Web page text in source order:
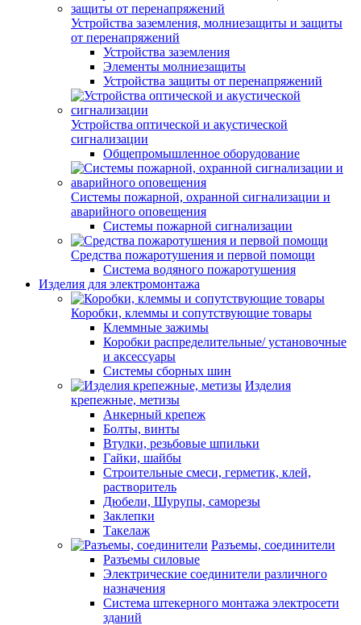
Устройства заземления, молниезащиты и защиты
от перенапряжений
Устройства заземления
Элементы молниезащиты
Устройства защиты от перенапряжений
Устройства оптической и акустической
сигнализации
Общепромышленное оборудование
Системы пожарной, охранной сигнализации и
аварийного оповещения
Системы пожарной сигнализации
Средства пожаротушения и первой помощи
Система водяного пожаротушения
Изделия для электромонтажа
Коробки, клеммы и сопутствующие товары
Клеммные зажимы
Коробки распределительные/ установочные
и аксессуары
Системы сборных шин
Изделия
крепежные, метизы
Анкерный крепеж
Болты, винты
Втулки, резьбовые шпильки
Гайки, шайбы
Строительные смеси, герметик, клей,
растворитель
Дюбели, Шурупы, саморезы
Заклепки
Такелаж
Разъемы, соединители
Разъемы силовые
Электрические соединители различного
назначения
Система штекерного монтажа электросети
зданий